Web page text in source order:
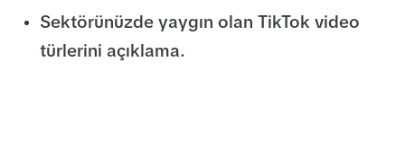
Sektörünüzde yaygın olan TikTok video
türlerini açıklama.